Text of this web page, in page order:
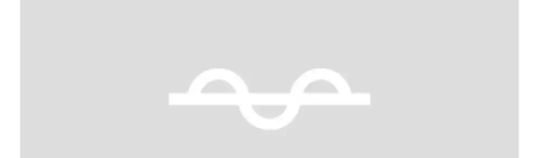
Previous slide